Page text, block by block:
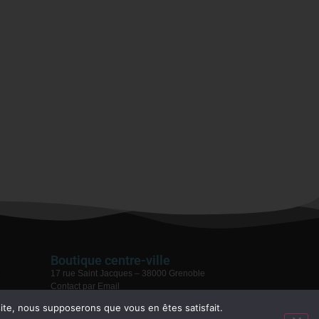
Boutique centre-ville
17 rue Saint Jacques – 38000 Grenoble
Contact par Email
nous supposerons que vous en êtes satisfait.